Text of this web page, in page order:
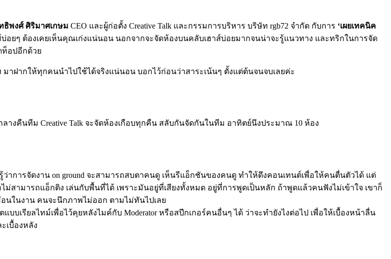
ธิพงศ์​ ศิริมาศเกษม CEO และผู้ก่อตั้ง Creative Talk และกรรมการบริหาร บริษัท rgb72 จำกัด กับการ ‘เผยเทคนิค
อยๆ ต้องเคยเห็นคุณเก่งแน่นอน นอกจากจะจัดห้องบนคลับเฮาส์บ่อยมากจนน่าจะรู้แนวทาง และทริกในการจัด
ท็อปอีกด้วย
าฝากให้ทุกคนนำไปใช้ได้จริงแน่นอน บอกไว้ก่อนว่าสาระเน้นๆ ตั้งแต่ต้นจนจบเลยค่ะ
างคืนทีม Creative Talk จะจัดห้องเกือบทุกคืน สลับกันจัดกันในทีม อาทิตย์นึงประมาณ 10 ห้อง
ว่าการจัดงาน on ground จะสามารถสบตาคนดู เห็นรีแอ็กชันของคนดู ทำให้ดึงคอนเทนต์เพื่อให้คนตื่นตัวได้ แต่
ม่สามารถแอ็กติง เล่นกับพื้นที่ได้ เพราะมันอยู่ที่เสียงทั้งหมด อยู่ที่การพูดเป็นหลัก ถ้าพูดแล้วคนฟังไม่เข้าใจ เขาก็
นในงาน คนจะนึกภาพไม่ออก ตามไม่ทันไปเลย
บเรียลไทม์เพื่อไว้คุยหลังไมค์กับ Moderator หรือสปีกเกอร์คนอื่นๆ ได้ ว่าจะทำยังไงต่อไป เพื่อให้เบื้องหน้าลื่น
เบื้องหลัง